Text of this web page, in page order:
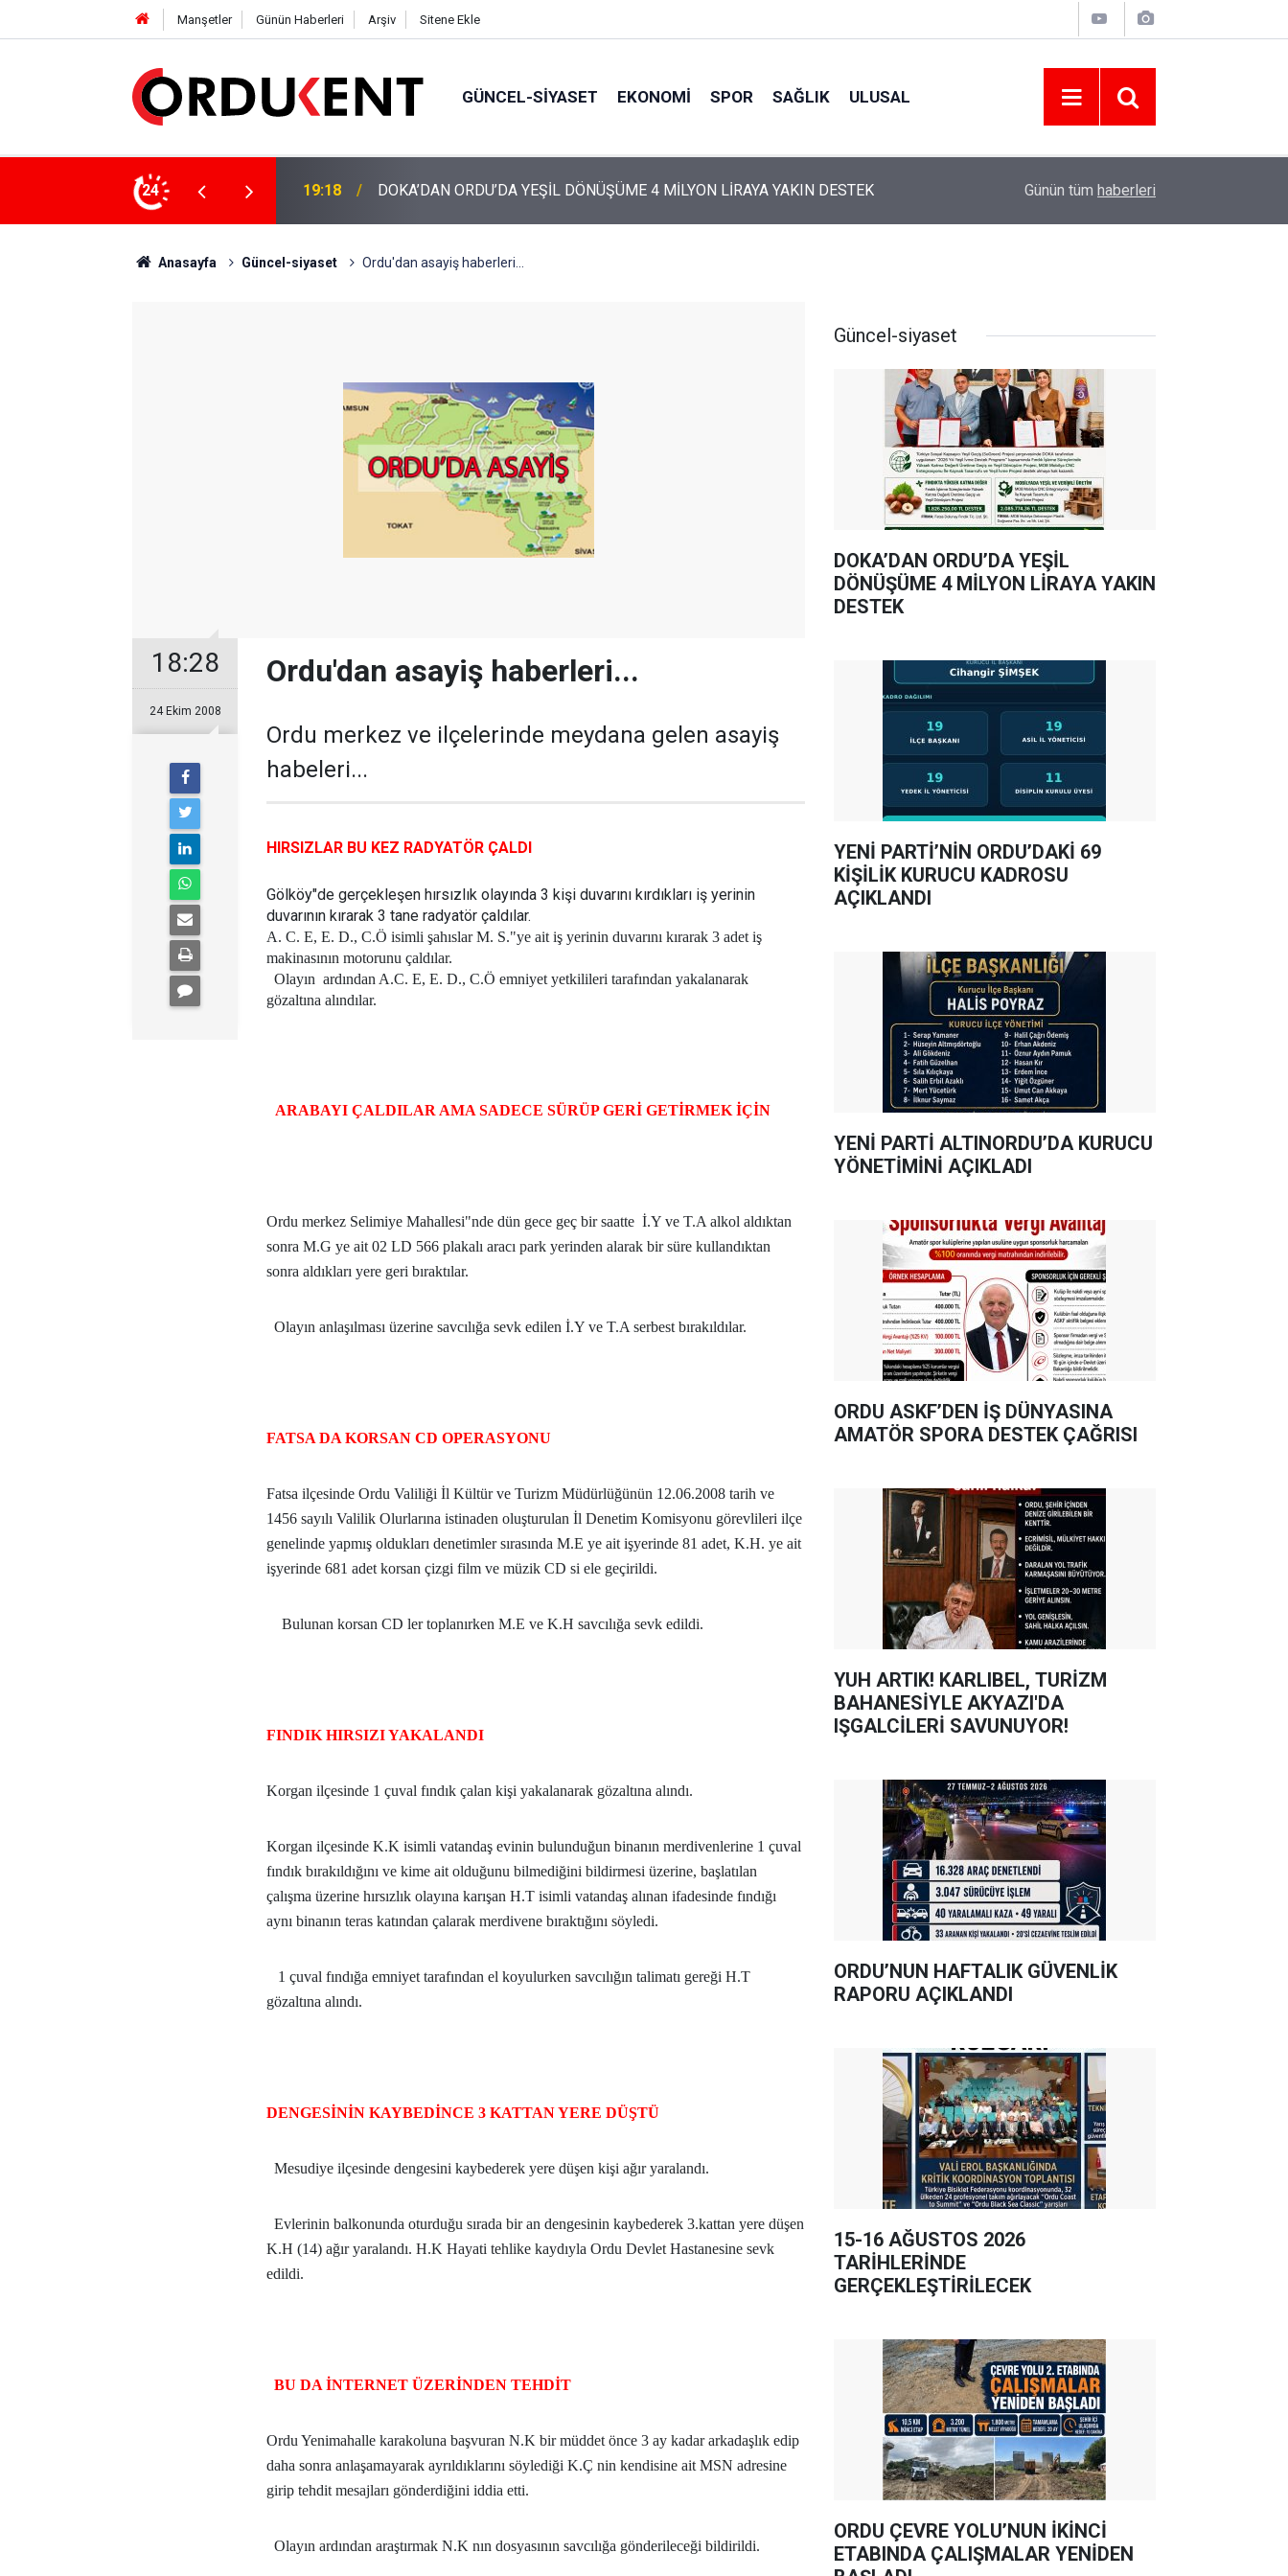
Manşetler Günün Haberleri Arşiv Sitene Ekle
GÜNCEL-SIYASET EKONOMI SPOR SAĞLIK ULUSAL
24
4 MİLYON LİRAYA YAKIN DESTEK 12:46 YENİ PARTİ’NİN ORDU’DAKİ 69 KİŞİLİK KURUCU KADROSU AÇIKLANDI YENİ PARTİ ALTINORDU’DA KURUCU
Günün tüm haberleri
Anasayfa Güncel-siyaset Ordu'dan asayiş haberleri...
18:28
24 Ekim 2008
Ordu'dan asayiş haberleri...
Ordu merkez ve ilçelerinde meydana gelen asayiş
habeleri...
HIRSIZLAR BU KEZ RADYATÖR ÇALDI
Gölköy"de gerçekleşen hırsızlık olayında 3 kişi duvarını kırdıkları iş yerinin
duvarının kırarak 3 tane radyatör çaldılar.
A. C. E, E. D., C.Ö isimli şahıslar M. S."ye ait iş yerinin duvarını kırarak 3 adet iş
makinasının motorunu çaldılar.
Olayın ardından A.C. E, E. D., C.Ö emniyet yetkilileri tarafından yakalanarak
gözaltına alındılar.
ARABAYI ÇALDILAR AMA SADECE SÜRÜP GERİ GETİRMEK İÇİN
Ordu merkez Selimiye Mahallesi"nde dün gece geç bir saatte İ.Y ve T.A alkol aldıktan
sonra M.G ye ait 02 LD 566 plakalı aracı park yerinden alarak bir süre kullandıktan
sonra aldıkları yere geri bıraktılar.
Olayın anlaşılması üzerine savcılığa sevk edilen İ.Y ve T.A serbest bırakıldılar.
FATSA DA KORSAN CD OPERASYONU
Fatsa ilçesinde Ordu Valiliği İl Kültür ve Turizm Müdürlüğünün 12.06.2008 tarih ve
1456 sayılı Valilik Olurlarına istinaden oluşturulan İl Denetim Komisyonu görevlileri ilçe
genelinde yapmış oldukları denetimler sırasında M.E ye ait işyerinde 81 adet, K.H. ye ait
işyerinde 681 adet korsan çizgi film ve müzik CD si ele geçirildi.
Bulunan korsan CD ler toplanırken M.E ve K.H savcılığa sevk edildi.
FINDIK HIRSIZI YAKALANDI
Korgan ilçesinde 1 çuval fındık çalan kişi yakalanarak gözaltına alındı.
Korgan ilçesinde K.K isimli vatandaş evinin bulunduğun binanın merdivenlerine 1 çuval
fındık bırakıldığını ve kime ait olduğunu bilmediğini bildirmesi üzerine, başlatılan
çalışma üzerine hırsızlık olayına karışan H.T isimli vatandaş alınan ifadesinde fındığı
aynı binanın teras katından çalarak merdivene bıraktığını söyledi.
1 çuval fındığa emniyet tarafından el koyulurken savcılığın talimatı gereği H.T
gözaltına alındı.
DENGESİNİN KAYBEDİNCE 3 KATTAN YERE DÜŞTÜ
Mesudiye ilçesinde dengesini kaybederek yere düşen kişi ağır yaralandı.
Evlerinin balkonunda oturduğu sırada bir an dengesinin kaybederek 3.kattan yere düşen
K.H (14) ağır yaralandı. H.K Hayati tehlike kaydıyla Ordu Devlet Hastanesine sevk
edildi.
BU DA İNTERNET ÜZERİNDEN TEHDİT
Ordu Yenimahalle karakoluna başvuran N.K bir müddet önce 3 ay kadar arkadaşlık edip
daha sonra anlaşamayarak ayrıldıklarını söylediği K.Ç nin kendisine ait MSN adresine
girip tehdit mesajları gönderdiğini iddia etti.
Olayın ardından araştırmak N.K nın dosyasının savcılığa gönderileceği bildirildi.
Güncel-siyaset
DOKA’DAN ORDU’DA YEŞİL
DÖNÜŞÜME 4 MİLYON LİRAYA YAKIN
DESTEK
YENİ PARTİ’NİN ORDU’DAKİ 69
KİŞİLİK KURUCU KADROSU
AÇIKLANDI
YENİ PARTİ ALTINORDU’DA KURUCU
YÖNETİMİNİ AÇIKLADI
ORDU ASKF’DEN İŞ DÜNYASINA
AMATÖR SPORA DESTEK ÇAĞRISI
YUH ARTIK! KARLIBEL, TURİZM
BAHANESİYLE AKYAZI'DA
IŞGALCİLERİ SAVUNUYOR!
ORDU’NUN HAFTALIK GÜVENLİK
RAPORU AÇIKLANDI
15-16 AĞUSTOS 2026
TARİHLERİNDE
GERÇEKLEŞTİRİLECEK
ORDU ÇEVRE YOLU’NUN İKİNCİ
ETABINDA ÇALIŞMALAR YENİDEN